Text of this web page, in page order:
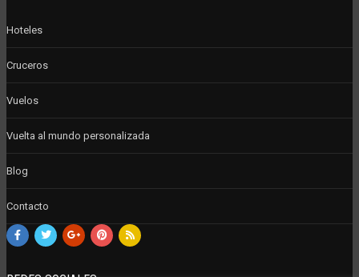
Hoteles
Cruceros
Vuelos
Vuelta al mundo personalizada
Blog
Contacto